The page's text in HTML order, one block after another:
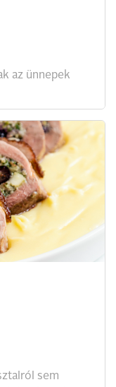
az ünnepek
sem